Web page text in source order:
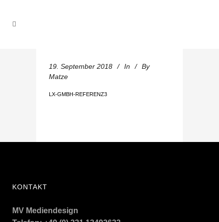
19. September 2018 In
By
Matze
LX-GMBH-REFERENZ3
KONTAKT
MV Mediendesign